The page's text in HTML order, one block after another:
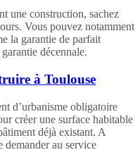
une construction, sachez
Vous pouvez notamment
la garantie de parfait
décennale.
à Toulouse
d’urbanisme obligatoire
créer une surface habitable
déjà existant. A
demander au service